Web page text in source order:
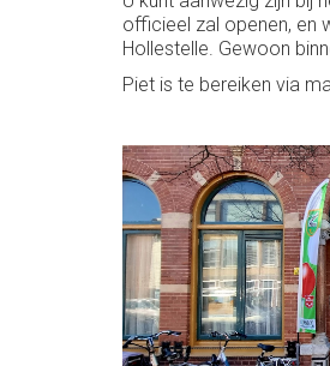
officieel zal openen, en
Hollestelle. Gewoon
Piet is te bereiken via